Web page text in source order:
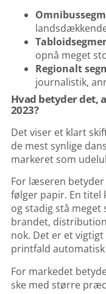
opnå meget
Regionalt
journalistik,
Hvad betyder det,
2023?
Det viser et klart
de mest synlige
markeret som
For læseren
følger papir. En titel
og stadig stå
brandet,
nok. Det er et
printfald automatisk
For markedet
ske med større